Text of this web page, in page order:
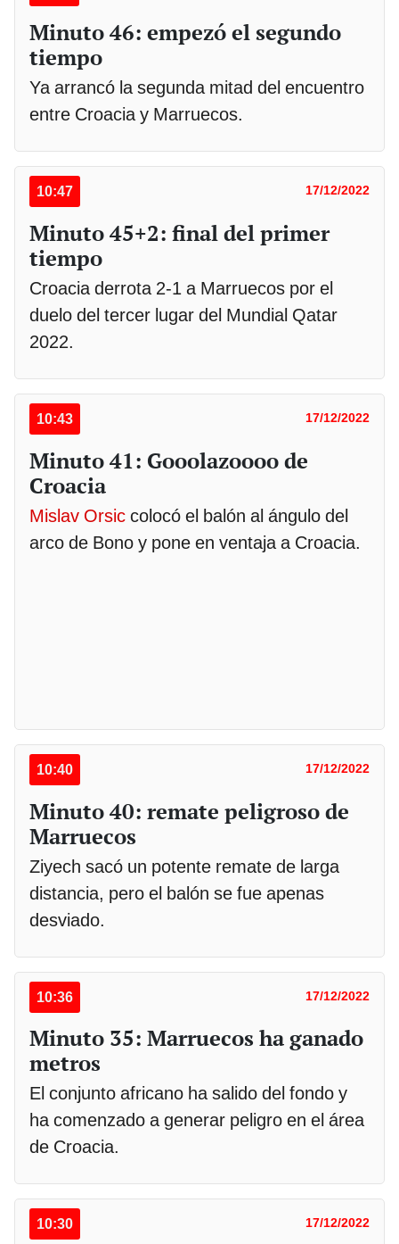
Minuto 46: empezó el segundo
tiempo
Ya arrancó la segunda mitad del encuentro
entre Croacia y Marruecos.
10:47 17/12/2022
Minuto 45+2: final del primer
tiempo
Croacia derrota 2-1 a Marruecos por el
duelo del tercer lugar del Mundial Qatar
2022.
10:43 17/12/2022
Minuto 41: Gooolazoooo de
Croacia
Mislav Orsic colocó el balón al ángulo del
arco de Bono y pone en ventaja a Croacia.
10:40 17/12/2022
Minuto 40: remate peligroso de
Marruecos
Ziyech sacó un potente remate de larga
distancia, pero el balón se fue apenas
desviado.
10:36 17/12/2022
Minuto 35: Marruecos ha ganado
metros
El conjunto africano ha salido del fondo y
ha comenzado a generar peligro en el área
de Croacia.
10:30 17/12/2022